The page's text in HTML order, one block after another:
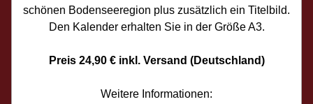
schönen Bodenseeregion plus zusätzlich ein Titelbild.
Den Kalender erhalten Sie in der Größe A3.
Preis 24,90 € inkl. Versand (Deutschland)
Weitere Informationen: